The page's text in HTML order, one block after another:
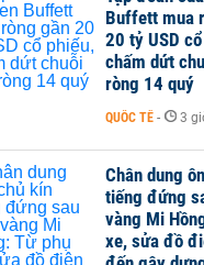
Buffett mua
20 tỷ USD
chấm dứt
ròng 14 quý
QUỐC TẾ - 3
Chân dung
tiếng đứng
vàng Mi
xe, sửa đồ